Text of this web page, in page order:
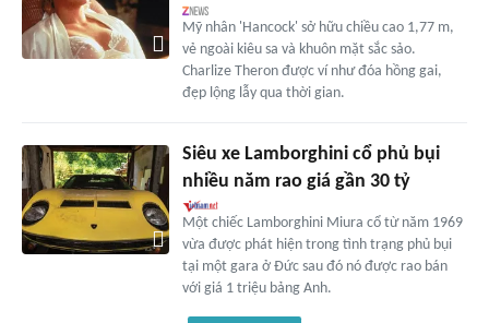
Mỹ nhân 'Hancock' sở hữu chiều cao 1,77 m,
vẻ ngoài kiêu sa và khuôn mặt sắc sảo.
Charlize Theron được ví như đóa hồng gai,
đẹp lộng lẫy qua thời gian.
Siêu xe Lamborghini cổ phủ bụi
nhiều năm rao giá gần 30 tỷ
Một chiếc Lamborghini Miura cổ từ năm 1969
vừa được phát hiện trong tình trạng phủ bụi
tại một gara ở Đức sau đó nó được rao bán
với giá 1 triệu bảng Anh.